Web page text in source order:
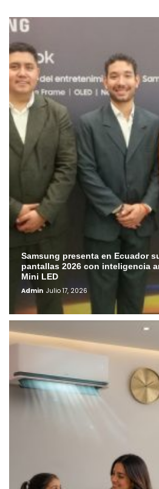
Samsung presenta en Ecuador
pantallas 2026 con inteligencia
Mini LED
Admin Julio 17, 2026